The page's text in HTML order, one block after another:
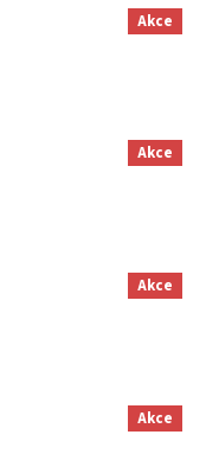
Akce
Akce
Akce
Akce